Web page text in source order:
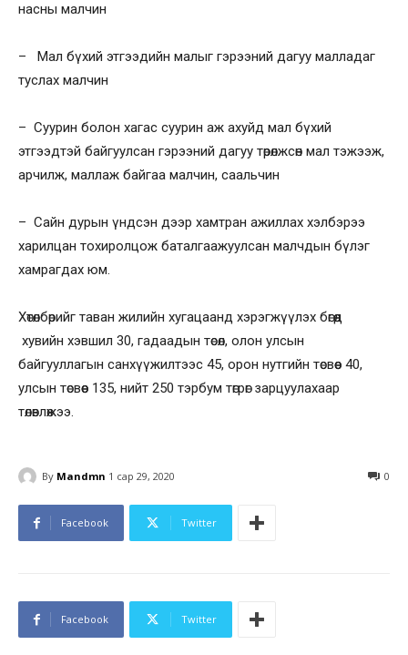
насны малчин
– Мал бүхий этгээдийн малыг гэрээний дагуу малладаг
туслах малчин
– Суурин болон хагас суурин аж ахуйд мал бүхий
этгээдтэй байгуулсан гэрээний дагуу төрөлжсөн мал тэжээж,
арчилж, маллаж байгаа малчин, саальчин
– Сайн дурын үндсэн дээр хамтран ажиллах хэлбэрээ
харилцан тохиролцож баталгаажуулсан малчдын бүлэг
хамрагдах юм.
Хөтөлбөрийг таван жилийн хугацаанд хэрэгжүүлэх бөгөөд
хувийн хэвшил 30, гадаадын төсөл, олон улсын
байгууллагын санхүүжилтээс 45, орон нутгийн төсвөөс 40,
улсын төсвөөс 135, нийт 250 тэрбум төгрөг зарцуулахаар
төлөвлөжээ.
By Mandmn 1 сар 29, 2020 0
Facebook Twitter
Facebook Twitter